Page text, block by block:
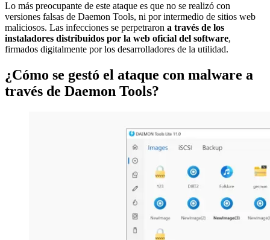
Lo más preocupante de este ataque es que no se realizó con
versiones falsas de Daemon Tools, ni por intermedio de sitios web
maliciosos. Las infecciones se perpetraron a través de los
instaladores distribuidos por la web oficial del software,
firmados digitalmente por los desarrolladores de la utilidad.
¿Cómo se gestó el ataque con malware a
través de Daemon Tools?